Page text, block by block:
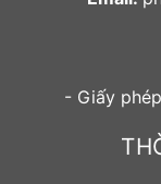
- Giấy